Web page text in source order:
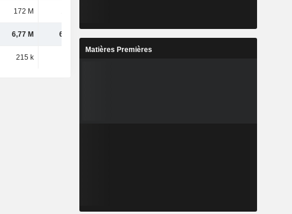
172 M
6,77 M 6,84 M
215 k
Matières Premières